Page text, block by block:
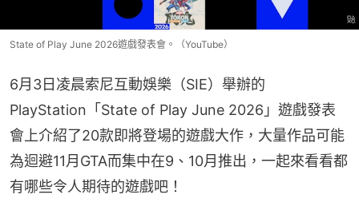
State of Play June 2026遊戲發表會。（YouTube）
6月3日凌晨索尼互動娛樂（SIE）舉辦的
PlayStation「State of Play June 2026」遊戲發表
會上介紹了20款即將登場的遊戲大作，大量作品可能
為迴避11月GTA而集中在9、10月推出，一起來看看都
有哪些令人期待的遊戲吧！